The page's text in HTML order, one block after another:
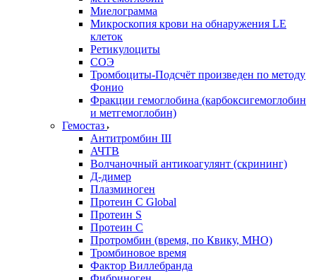
Миелограмма
Микроскопия крови на обнаружения LE
клеток
Ретикулоциты
СОЭ
Тромбоциты-Подсчёт произведен по методу
Фонио
Фракции гемоглобина (карбоксигемоглобин
и метгемоглобин)
Гемостаз
Антитромбин III
АЧТВ
Волчаночный антикоагулянт (скрининг)
Д-димер
Плазминоген
Протеин C Global
Протеин S
Протеин С
Протромбин (время, по Квику, МНО)
Тромбиновое время
Фактор Виллебранда